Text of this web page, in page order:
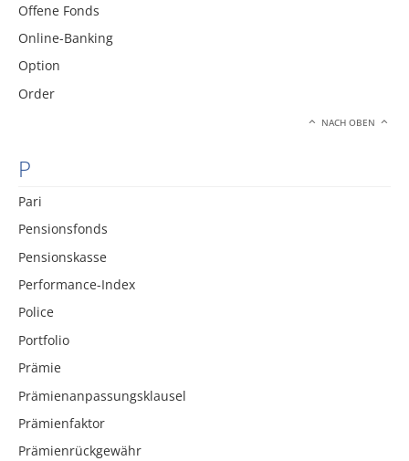
Offene Fonds
Online-Banking
Option
Order
NACH OBEN
P
Pari
Pensionsfonds
Pensionskasse
Performance-Index
Police
Portfolio
Prämie
Prämienanpassungsklausel
Prämienfaktor
Prämienrückgewähr